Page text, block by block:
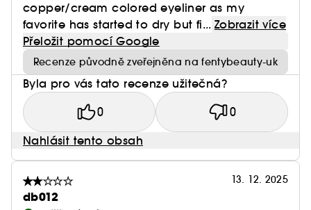
copper/cream colored eyeliner as my
favorite has started to dry but fi... Zobrazit více
Přeložit pomocí Google
Recenze původně zveřejněna na fentybeauty-uk
Byla pro vás tato recenze užitečná?
0 0
Nahlásit tento obsah
13. 12. 2025
db012